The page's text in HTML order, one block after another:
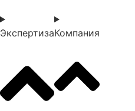
ЭкспертизаКомпания